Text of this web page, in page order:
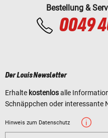
Bestellung &
0049
Der Louis Newsletter
Erhalte kostenlosalle
Schnäppchen oder interessante
Hinweis zum Datenschutz